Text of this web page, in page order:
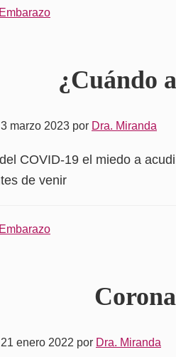
Embarazo
¿Cuándo
marzo 2023 por Dra. Miranda
COVID-19 el miedo a
de venir
Embarazo
enero 2022 por Dra. Miranda